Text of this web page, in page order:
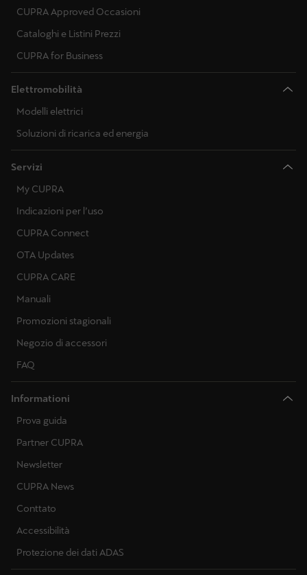
CUPRA Approved Occasioni
Cataloghi e Listini Prezzi
CUPRA for Business
Elettromobilità
Modelli elettrici
Soluzioni di ricarica ed energia
Servizi
My CUPRA
Indicazioni per l’uso
CUPRA Connect
OTA Updates
CUPRA CARE
Manuali
Promozioni stagionali
Negozio di accessori
FAQ
Informationi
Prova guida
Partner CUPRA
Newsletter
CUPRA News
Conttato
Accessibilità
Protezione dei dati ADAS